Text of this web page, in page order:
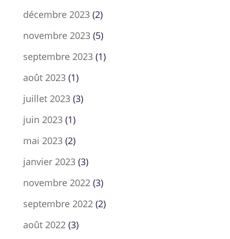
décembre 2023(2)
novembre 2023(5)
septembre 2023(1)
août 2023(1)
juillet 2023(3)
juin 2023(1)
mai 2023(2)
janvier 2023(3)
novembre 2022(3)
septembre 2022(2)
août 2022(3)